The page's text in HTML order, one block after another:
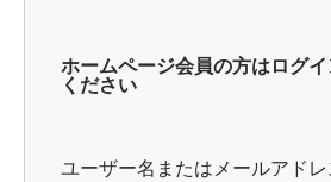
ホームページ会員の方はログイ
ください
ユーザー名またはメールアドレ